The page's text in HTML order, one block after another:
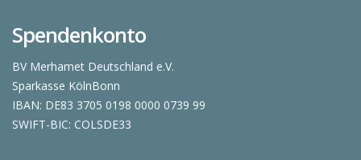
Spendenkonto
BV Merhamet Deutschland e.V.
Sparkasse KölnBonn
IBAN: DE83 3705 0198 0000 0739 99
SWIFT-BIC: COLSDE33